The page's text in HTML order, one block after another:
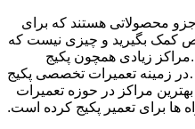
محصولاتی هستند که برای
کمک بگیرید و چیزی نیست که
زیادی همچون پکیج
زمینه تعمیرات تخصصی پکیج
مراکز در حوزه تعمیرات
ها برای تعمیر پکیج کرده است.